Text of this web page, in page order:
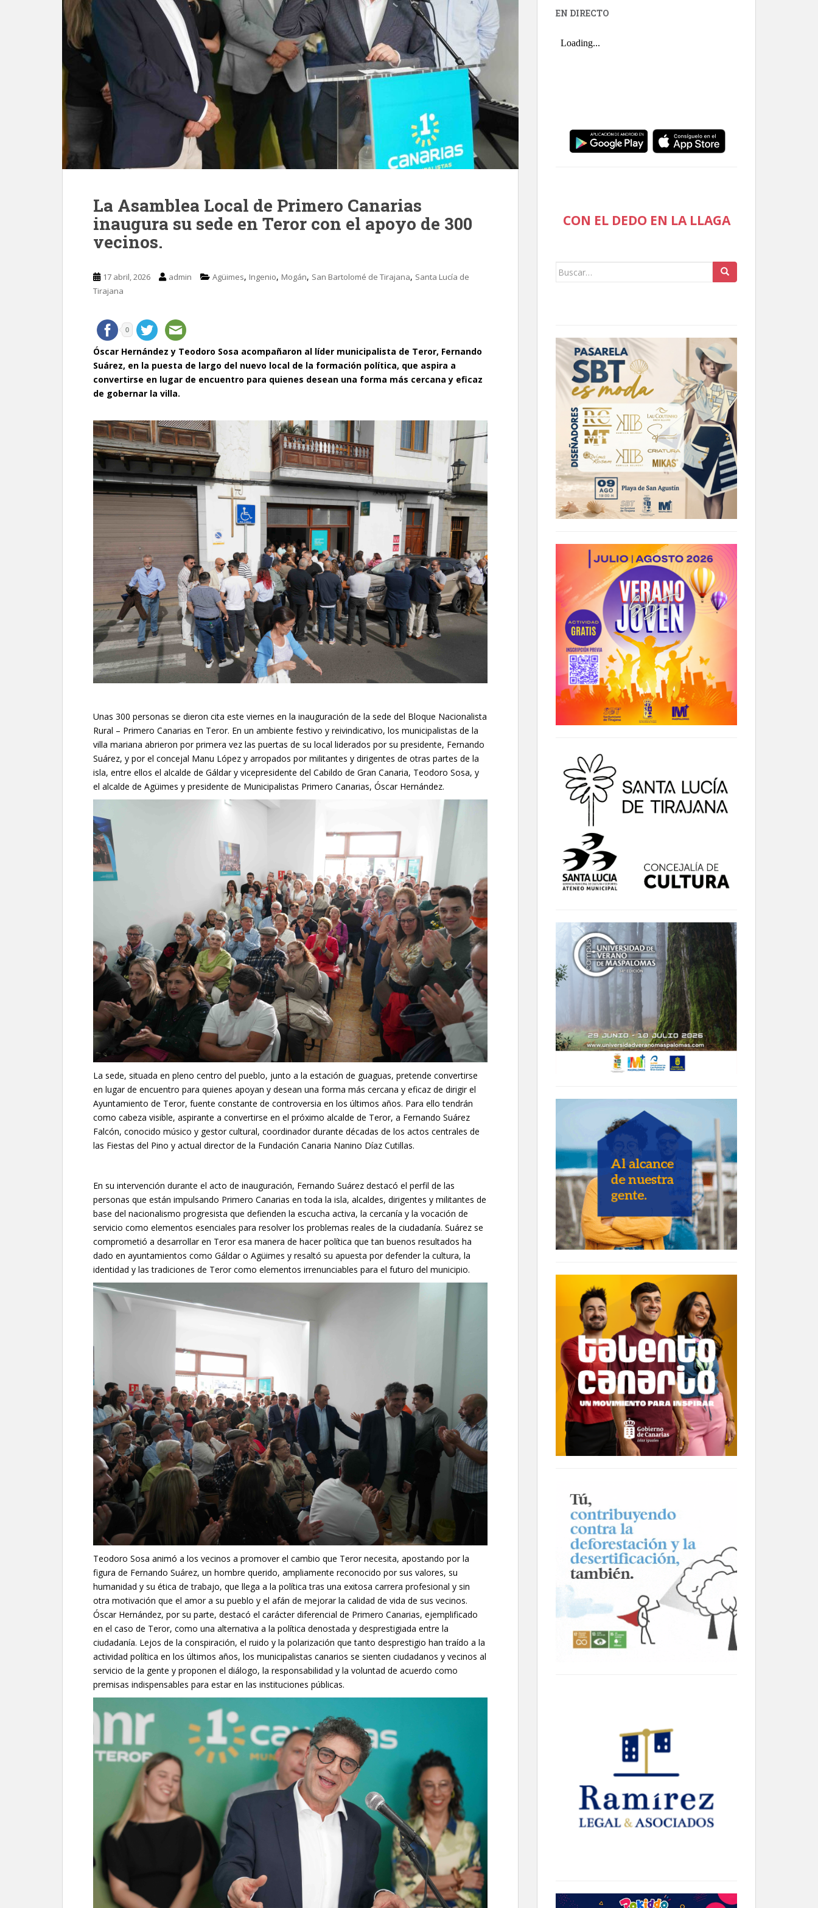
La Asamblea Local de Primero Canarias
inaugura su sede en Teror con el apoyo de 300
vecinos.
17 abril, 2026 admin Agüimes, Ingenio, Mogán, San Bartolomé de Tirajana, Santa Lucía de
Tirajana
0
Óscar Hernández y Teodoro Sosa acompañaron al líder municipalista de Teror, Fernando
Suárez, en la puesta de largo del nuevo local de la formación política, que aspira a
convertirse en lugar de encuentro para quienes desean una forma más cercana y eficaz
de gobernar la villa.
Unas 300 personas se dieron cita este viernes en la inauguración de la sede del Bloque Nacionalista
Rural – Primero Canarias en Teror. En un ambiente festivo y reivindicativo, los municipalistas de la
villa mariana abrieron por primera vez las puertas de su local liderados por su presidente, Fernando
Suárez, y por el concejal Manu López y arropados por militantes y dirigentes de otras partes de la
isla, entre ellos el alcalde de Gáldar y vicepresidente del Cabildo de Gran Canaria, Teodoro Sosa, y
el alcalde de Agüimes y presidente de Municipalistas Primero Canarias, Óscar Hernández.
La sede, situada en pleno centro del pueblo, junto a la estación de guaguas, pretende convertirse
en lugar de encuentro para quienes apoyan y desean una forma más cercana y eficaz de dirigir el
Ayuntamiento de Teror, fuente constante de controversia en los últimos años. Para ello tendrán
como cabeza visible, aspirante a convertirse en el próximo alcalde de Teror, a Fernando Suárez
Falcón, conocido músico y gestor cultural, coordinador durante décadas de los actos centrales de
las Fiestas del Pino y actual director de la Fundación Canaria Nanino Díaz Cutillas.
En su intervención durante el acto de inauguración, Fernando Suárez destacó el perfil de las
personas que están impulsando Primero Canarias en toda la isla, alcaldes, dirigentes y militantes de
base del nacionalismo progresista que defienden la escucha activa, la cercanía y la vocación de
servicio como elementos esenciales para resolver los problemas reales de la ciudadanía. Suárez se
comprometió a desarrollar en Teror esa manera de hacer política que tan buenos resultados ha
dado en ayuntamientos como Gáldar o Agüimes y resaltó su apuesta por defender la cultura, la
identidad y las tradiciones de Teror como elementos irrenunciables para el futuro del municipio.
Teodoro Sosa animó a los vecinos a promover el cambio que Teror necesita, apostando por la
figura de Fernando Suárez, un hombre querido, ampliamente reconocido por sus valores, su
humanidad y su ética de trabajo, que llega a la política tras una exitosa carrera profesional y sin
otra motivación que el amor a su pueblo y el afán de mejorar la calidad de vida de sus vecinos.
Óscar Hernández, por su parte, destacó el carácter diferencial de Primero Canarias, ejemplificado
en el caso de Teror, como una alternativa a la política denostada y desprestigiada entre la
ciudadanía. Lejos de la conspiración, el ruido y la polarización que tanto desprestigio han traído a la
actividad política en los últimos años, los municipalistas canarios se sienten ciudadanos y vecinos al
servicio de la gente y proponen el diálogo, la responsabilidad y la voluntad de acuerdo como
premisas indispensables para estar en las instituciones públicas.
EN DIRECTO
CON EL DEDO EN LA LLAGA
Buscar: